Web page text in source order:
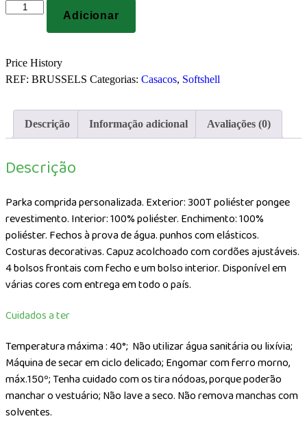
Quantidade
personalizada
Adicionar
Price History
REF: BRUSSELS Categorias: Casacos, Softshell
Descrição Informação adicional Avaliações (0)
Descrição
Parka comprida personalizada. Exterior: 300T poliéster pongee
revestimento. Interior: 100% poliéster. Enchimento: 100%
poliéster. Fechos à prova de água. punhos com elásticos.
Costuras decorativas. Capuz acolchoado com cordões ajustáveis.
4 bolsos frontais com fecho e um bolso interior. Disponível em
várias cores com entrega em todo o país.
Cuidados a ter
Temperatura máxima : 40°; Não utilizar água sanitária ou lixívia;
Máquina de secar em ciclo delicado; Engomar com ferro morno,
máx.150º; Tenha cuidado com os tira nódoas, porque poderão
manchar o vestuário; Não lave a seco. Não remova manchas com
solventes.